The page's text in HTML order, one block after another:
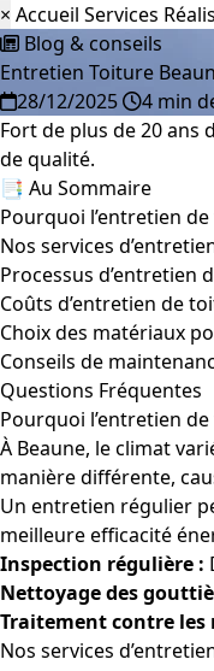
× Accueil Services
Blog & conseils
Entretien Toiture
28/12/2025
4 min
Fort de plus de 20 ans
de qualité.
📑 Au Sommaire
Pourquoi l’entretien
Nos services
Processus d’entretien
Coûts d’entretien de
Choix des matériaux
Conseils de
Questions Fréquentes
Pourquoi l’entretien
À Beaune, le climat
manière différente,
Un entretien régulier
meilleure efficacité
Inspection régulière :
Nettoyage des
Traitement contre les
Nos services